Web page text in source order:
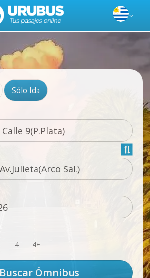
Sólo Ida
4 4+